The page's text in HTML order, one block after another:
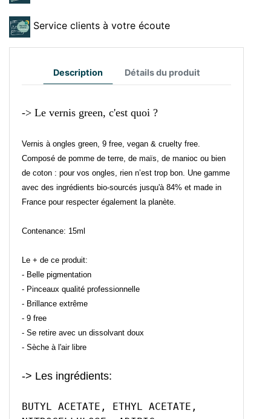
Service clients à votre écoute
Description Détails du produit
-> Le vernis green, c'est quoi ?
Vernis à ongles green, 9 free, vegan & cruelty free.
Composé de pomme de terre, de maïs, de manioc ou bien
de coton : pour vos ongles, rien n’est trop bon. Une gamme
avec des ingrédients bio-sourcés jusqu'à 84% et made in
France pour respecter également la planète.
Contenance: 15ml
Le + de ce produit:
- Belle pigmentation
- Pinceaux qualité professionnelle
- Brillance extrême
- 9 free
- Se retire avec un dissolvant doux
- Sèche à l'air libre
-> Les ingrédients:
BUTYL ACETATE, ETHYL ACETATE,